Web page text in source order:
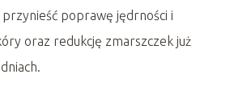
poprawę jędrności i
oraz redukcję zmarszczek już